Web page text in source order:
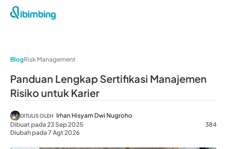
BlogRisk Management
Panduan Lengkap Sertifikasi Manajemen
Risiko untuk Karier
DITULIS OLEH Irhan Hisyam Dwi Nugroho
Dibuat pada 23 Sep 2025
Diubah pada 7 Agt 2026
384